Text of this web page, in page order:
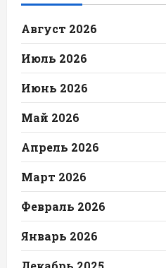
Август 2026
Июль 2026
Июнь 2026
Май 2026
Апрель 2026
Март 2026
Февраль 2026
Январь 2026